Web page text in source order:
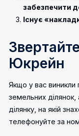
забезпечити
Існує
Юкрейн
Якщо у вас виникли
земельних
ділянку, на якій
телефонуйте за